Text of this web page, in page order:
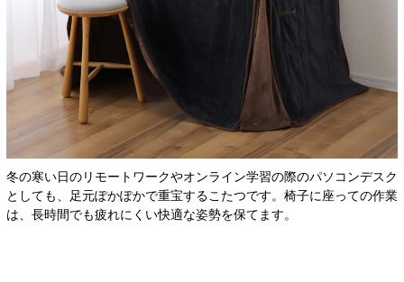
冬の寒い日のリモートワークやオンライン学習の際のパソコンデスク
としても、足元ぽかぽかで重宝するこたつです。椅子に座っての作業
は、長時間でも疲れにくい快適な姿勢を保てます。